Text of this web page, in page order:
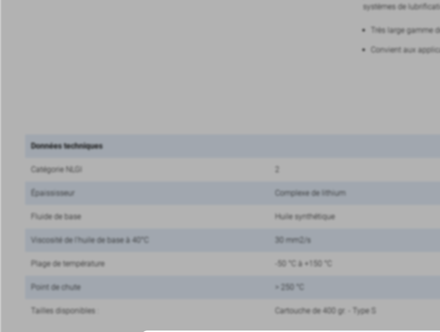
systèmes de
Très large gamme
Convient aux
Données techniques
Catégorie NLGI
Épaississeur Complexe de lithium
Fluide de base Huile synthétique
Viscosité de l'huile de base à 40°C 30 mm2/s
Plage de température -50 °C à +150 °C
Point de chute > 250 °C
Tailles disponibles : Cartouche de 400 gr. - Type S